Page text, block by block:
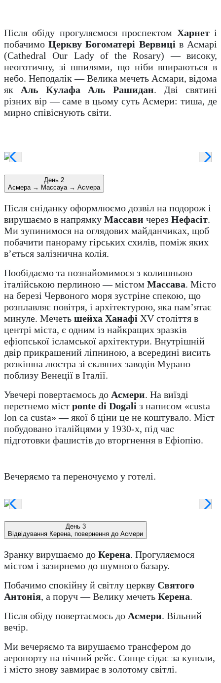
Після обіду прогуляємося проспектом Харнеті
побачимоЦеркву Богоматері Вервиці в Асмарі
(Cathedral Our Lady of the Rosary) — високу,
неоготичну, зі шпилями, що ніби впираються в
небо. Неподалік — Велика мечеть Асмари, відома
як Аль Кулафа Аль Рашидан. Дві святині
різних вір — саме в цьому суть Асмери: тиша, де
мирно співіснують світи.
День 2
Асмера → Массауа → Асмера
Після сніданку оформлюємо дозвіл на подорож і
вирушаємо в напрямку Массави через Нефасіт.
Ми зупинимося на оглядових майданчиках, щоб
побачити панораму гірських схилів, поміж яких
в’ється залізнична колія.
Пообідаємо та познайомимося з колишньою
італійською перлиною — містом Массава. Місто
на березі Червоного моря зустріне спекою, що
розплавляє повітря, і архітектурою, яка пам’ятає
минуле. Мечеть шейха Ханафі XV століття в
центрі міста, є одним із найкращих зразків
ефіопської ісламської архітектури. Внутрішній
двір прикрашений ліпниною, а всередині висить
розкішна люстра зі скляних заводів Мурано
поблизу Венеції в Італії.
Увечері повертаємось до Асмери. На виїзді
перетнемо міст ponte di Dogali з написом «custa
lon ca custa» — якої б ціни це не коштувало. Міст
побудовано італійцями у 1930-х, під час
підготовки фашистів до вторгнення в Ефіопію.
Вечеряємо та переночуємо у готелі.
День 3
Відвідування Керена, повернення до Асмери
Зранку вирушаємо до Керена. Прогуляємося
містом і зазирнемо до шумного базару.
Побачимо спокійну й світлу церкву Святого
Антонія, а поруч — Велику мечеть Керена.
Після обіду повертаємось до Асмери. Вільний
вечір.
Ми вечеряємо та вирушаємо трансфером до
аеропорту на нічний рейс. Сонце сідає за куполи,
і місто знову завмирає в золотому світлі.